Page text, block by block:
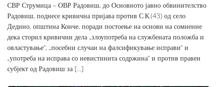
СВР Струмица – ОВР Радовиш, до Основното јавно обвинителство
Радовиш, поднесе кривична пријава против С.К.(43) од село
Дедино, општина Конче, поради постоење на основи на сомнение
дека сторил кривични дела „злоупотреба на службената положба и
овластување“, „посебни случаи на фалсификување исправи“ и
„употреба на исправа со невистинита содржина“ и против правен
субјект од Радовиш за […]